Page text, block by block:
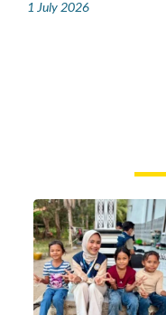
1 July 2026